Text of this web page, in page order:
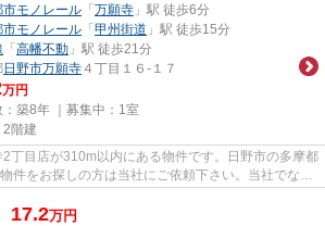
市モノレール 「 万願寺 」駅 徒歩6分
市モノレール 「 甲州街道 」駅 徒歩15分
「 高幡不動 」駅 徒歩21分
日野市万願寺 ４丁目１６-１７
万円
築8年 ｜募集中： 1室
2階建
丁目店が310m以内にある物件です。日野市の多摩都
件をお探しの方は当社にご依頼下さい。当社でな
17.2万円